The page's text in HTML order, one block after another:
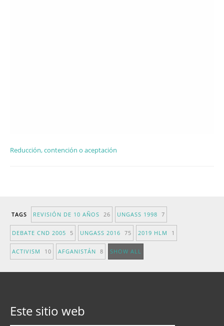
Reducción, contención o aceptación
TAGS REVISIÓN DE 10 AÑOS 26 UNGASS 1998 7
DEBATE CND 2005 5 UNGASS 2016 75 2019 HLM 1
ACTIVISM 10 AFGANISTÁN 8 SHOW ALL
Este sitio web